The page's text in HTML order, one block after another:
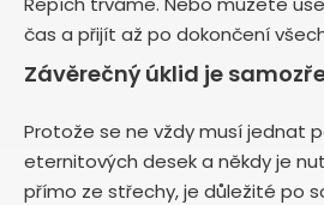
čas a přijít až po dokončení
Závěrečný úklid je
Protože se ne vždy musí jednat
eternitových desek a někdy je
přímo ze střechy, je důležité po